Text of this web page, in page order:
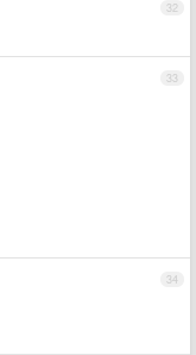
32
33
34